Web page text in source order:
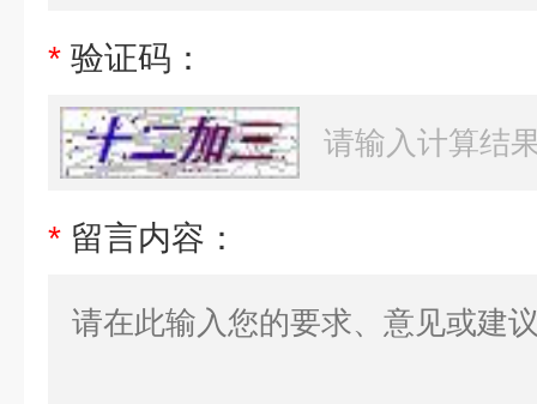
* 验证码：
* 留言内容：